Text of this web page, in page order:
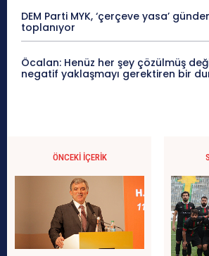
DEM Parti MYK, ‘çerçeve yasa’
toplanıyor
Öcalan: Henüz her şey çözülmüş
negatif yaklaşmayı gerektiren bir
ÖNCEKI İÇERIK